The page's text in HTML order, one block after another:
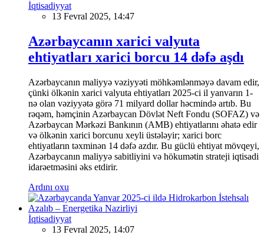
İqtisadiyyat
13 Fevral 2025, 14:47
Azərbaycanın xarici valyuta
ehtiyatları xarici borcu 14 dəfə aşdı
Azərbaycanın maliyyə vəziyyəti möhkəmlənməyə davam edir,
çünki ölkənin xarici valyuta ehtiyatları 2025-ci il yanvarın 1-
nə olan vəziyyətə görə 71 milyard dollar həcmində artıb. Bu
rəqəm, həmçinin Azərbaycan Dövlət Neft Fondu (SOFAZ) və
Azərbaycan Mərkəzi Bankının (AMB) ehtiyatlarını əhatə edir
və ölkənin xarici borcunu xeyli üstələyir; xarici borc
ehtiyatların təxminən 14 dəfə azdır. Bu güclü ehtiyat mövqeyi,
Azərbaycanın maliyyə sabitliyini və hökumətin strateji iqtisadi
idarəetməsini əks etdirir.
Ardını oxu
İqtisadiyyat
13 Fevral 2025, 14:07